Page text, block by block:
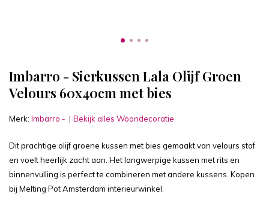
Imbarro - Sierkussen Lala Olijf Groen
Velours 60x40cm met bies
Merk: Imbarro - Bekijk alles Woondecoratie
Dit prachtige olijf groene kussen met bies gemaakt van velours stof
en voelt heerlijk zacht aan. Het langwerpige kussen met rits en
binnenvulling is perfect te combineren met andere kussens. Kopen
bij Melting Pot Amsterdam interieurwinkel.